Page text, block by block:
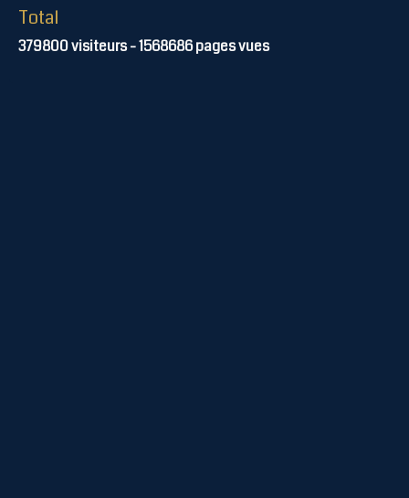
Total
379800visiteurs -1568686pages vues